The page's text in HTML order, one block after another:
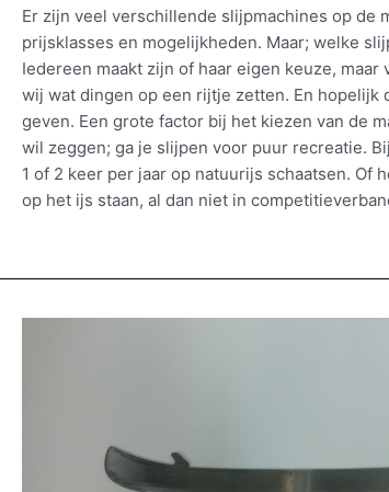
Er zijn veel verschillende slijpmachines op de
prijsklasses en mogelijkheden. Maar; welke
Iedereen maakt zijn of haar eigen keuze,
wij wat dingen op een rijtje zetten. En hopelijk
geven. Een grote factor bij het kiezen van de
wil zeggen; ga je slijpen voor puur recreatie.
1 of 2 keer per jaar op natuurijs schaatsen. Of
op het ijs staan, al dan niet in